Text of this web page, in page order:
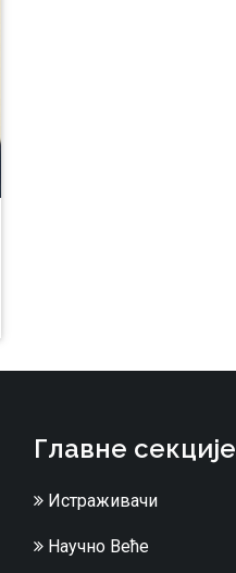
Главне секције
Истраживачи
Научно Веће